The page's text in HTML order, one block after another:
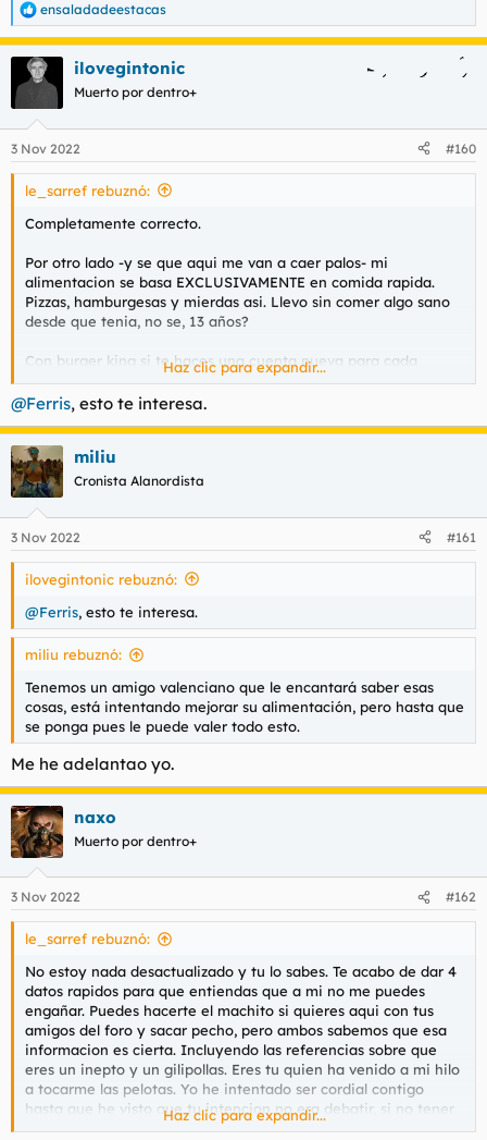
R
e
a
c
e
s
ensaladadeestacas
ilovegintonic
Muerto por dentro+
3 Nov 2022 #160
le_sarref rebuznó:
Completamente correcto.
Por otro lado -y se que aqui me van a caer palos- mi
alimentacion se basa EXCLUSIVAMENTE en comida rapida.
Pizzas, hamburgesas y mierdas asi. Llevo sin comer algo sano
desde que tenia, no se, 13 años?
Con burger king si te haces una cuenta nueva para cada
pedido, te regalan una whopper. Con papa johns si te haces
una cuenta nueva tambien y usas el codigo PIZZAGRATIS, te
regalan una pizza con un pedido minimo de 14€ (ahi suelo
aprovechar para pedir helados). A los del dominos pizza les
estuve sacando pizzas gratis casi un año. Cuando me pillaron,
descubri que mareando un poco el formulario via web, se
podian acumular descuentos absurdamente. Les hacia pedidos
de 40 pavos por 10€ o asi, los repartidores flipaban cuando
miraban el importe.
Haz clic para expandir...
@Ferris, esto te interesa.
miliu
Cronista Alanordista
3 Nov 2022 #161
ilovegintonic rebuznó:
@Ferris, esto te interesa.
miliu rebuznó:
Tenemos un amigo valenciano que le encantará saber esas
cosas, está intentando mejorar su alimentación, pero hasta que
se ponga pues le puede valer todo esto.
Me he adelantao yo.
naxo
Muerto por dentro+
3 Nov 2022 #162
le_sarref rebuznó:
No estoy nada desactualizado y tu lo sabes. Te acabo de dar 4
datos rapidos para que entiendas que a mi no me puedes
engañar. Puedes hacerte el machito si quieres aqui con tus
amigos del foro y sacar pecho, pero ambos sabemos que esa
informacion es cierta. Incluyendo las referencias sobre que
eres un inepto y un gilipollas. Eres tu quien ha venido a mi hilo
a tocarme las pelotas. Yo he intentado ser cordial contigo
hasta que he visto que tu intencion no era debatir, si no tener
la razon (sin tenerla)
Haz clic para expandir...